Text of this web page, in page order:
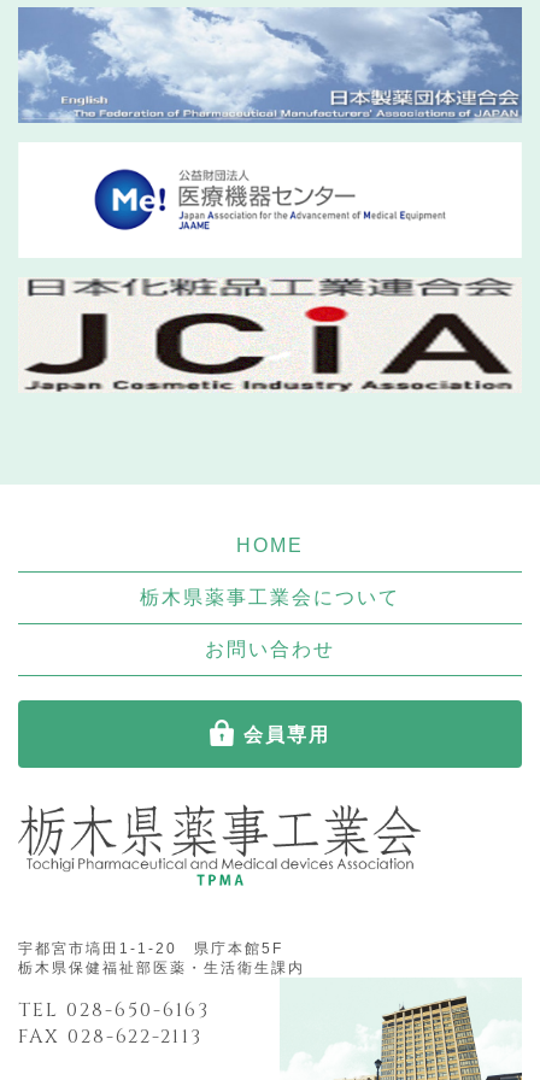
HOME
栃木県薬事工業会について
お問い合わせ
会員専用
宇都宮市塙田1-1-20 県庁本館5F
栃木県保健福祉部医薬・生活衛生課内
TEL 028-650-6163
FAX 028-622-2113